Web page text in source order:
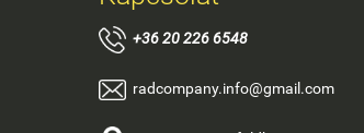
+36 20 226 6548
radcompany.info@gmail.com